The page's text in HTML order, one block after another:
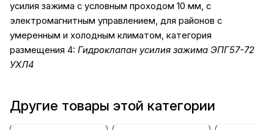
усилия зажима с условным проходом 10 мм, с
электромагнитным управлением, для районов с
умеренным и холодным климатом, категория
размещения 4: Гидроклапан усилия зажима ЭПГ57-72
УХЛ4
Другие товары этой категории